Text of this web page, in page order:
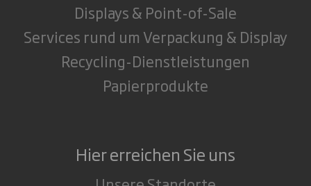
Displays & Point-of-Sale
Services rund um Verpackung & Display
Recycling-Dienstleistungen
Papierprodukte
Hier erreichen Sie uns